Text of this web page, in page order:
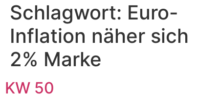
Schlagwort: Euro-
Inflation näher sich
2% Marke
KW 50